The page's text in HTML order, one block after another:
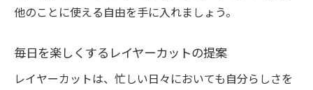
他のことに使える自由を手に入れましょう。
毎日を楽しくするレイヤーカットの提案
レイヤーカットは、忙しい日々においても自分らしさを